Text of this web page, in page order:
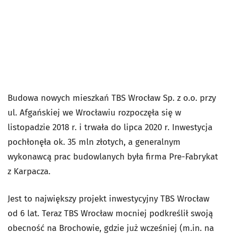
Budowa nowych mieszkań TBS Wrocław Sp. z o.o. przy
ul. Afgańskiej we Wrocławiu rozpoczęła się w
listopadzie 2018 r. i trwała do lipca 2020 r. Inwestycja
pochłonęła ok. 35 mln złotych, a generalnym
wykonawcą prac budowlanych była firma Pre-Fabrykat
z Karpacza.
Jest to największy projekt inwestycyjny TBS Wrocław
od 6 lat. Teraz TBS Wrocław mocniej podkreślił swoją
obecność na Brochowie, gdzie już wcześniej (m.in. na